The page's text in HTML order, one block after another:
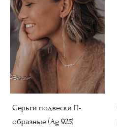
Серьги подвески П-
образные (Ag 925)